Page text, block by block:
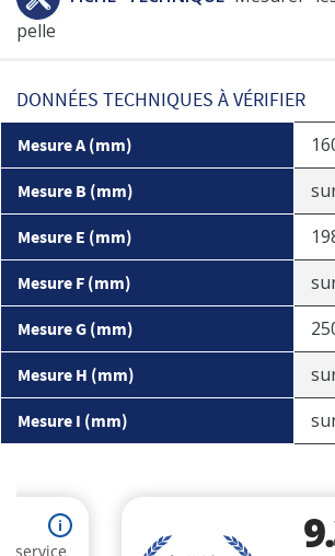
pelle
DONNÉES TECHNIQUES À VÉRIFIER
Mesure A (mm)
Mesure B (mm)
Mesure E (mm)
Mesure F (mm)
Mesure G (mm)
Mesure H (mm)
Mesure I (mm)